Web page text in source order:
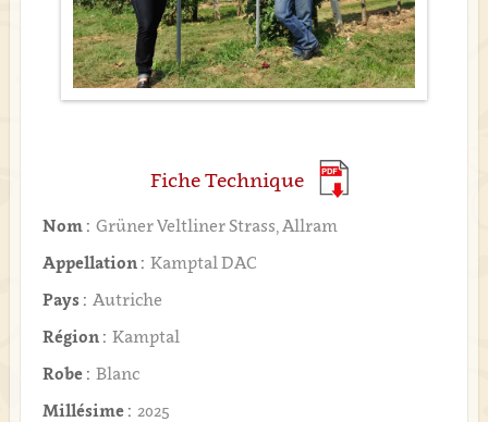
Fiche Technique
Nom : Grüner Veltliner Strass, Allram
Appellation : Kamptal DAC
Pays : Autriche
Région : Kamptal
Robe : Blanc
Millésime : 2025